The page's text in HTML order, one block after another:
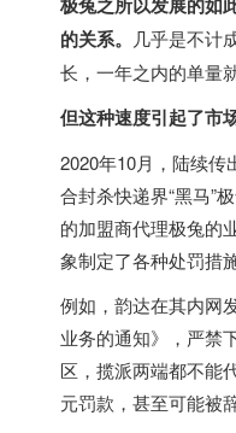
的关系。 几乎是不计
长，一年之内的单量
但这种速度引起了市
2020年10月，陆续传
合封杀快递界“黑马”
的加盟商代理极兔的
象制定了各种处罚措施
例如，韵达在其内网
业务的通知》，严禁
区，揽派两端都不能
元罚款，甚至可能被辞